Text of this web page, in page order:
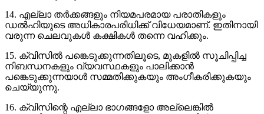
14. എല്ലാ തർക്കങ്ങളും നിയമപരമായ പരാതികളും
ഡൽഹിയുടെ അധികാരപരിധിക്ക് വിധേയമാണ്. ഇതിനായി
വരുന്ന ചെലവുകൾ കക്ഷികൾ തന്നെ വഹിക്കും.
15. ക്വിസിൽ പങ്കെടുക്കുന്നതിലൂടെ, മുകളിൽ സൂചിപ്പിച്ച
നിബന്ധനകളും വ്യവസ്ഥകളും പാലിക്കാൻ
പങ്കെടുക്കുന്നയാൾ സമ്മതിക്കുകയും അംഗീകരിക്കുകയും
ചെയ്യുന്നു.
16. ക്വിസിന്റെ എല്ലാ ഭാഗങ്ങളോ അല്ലെങ്കിൽ